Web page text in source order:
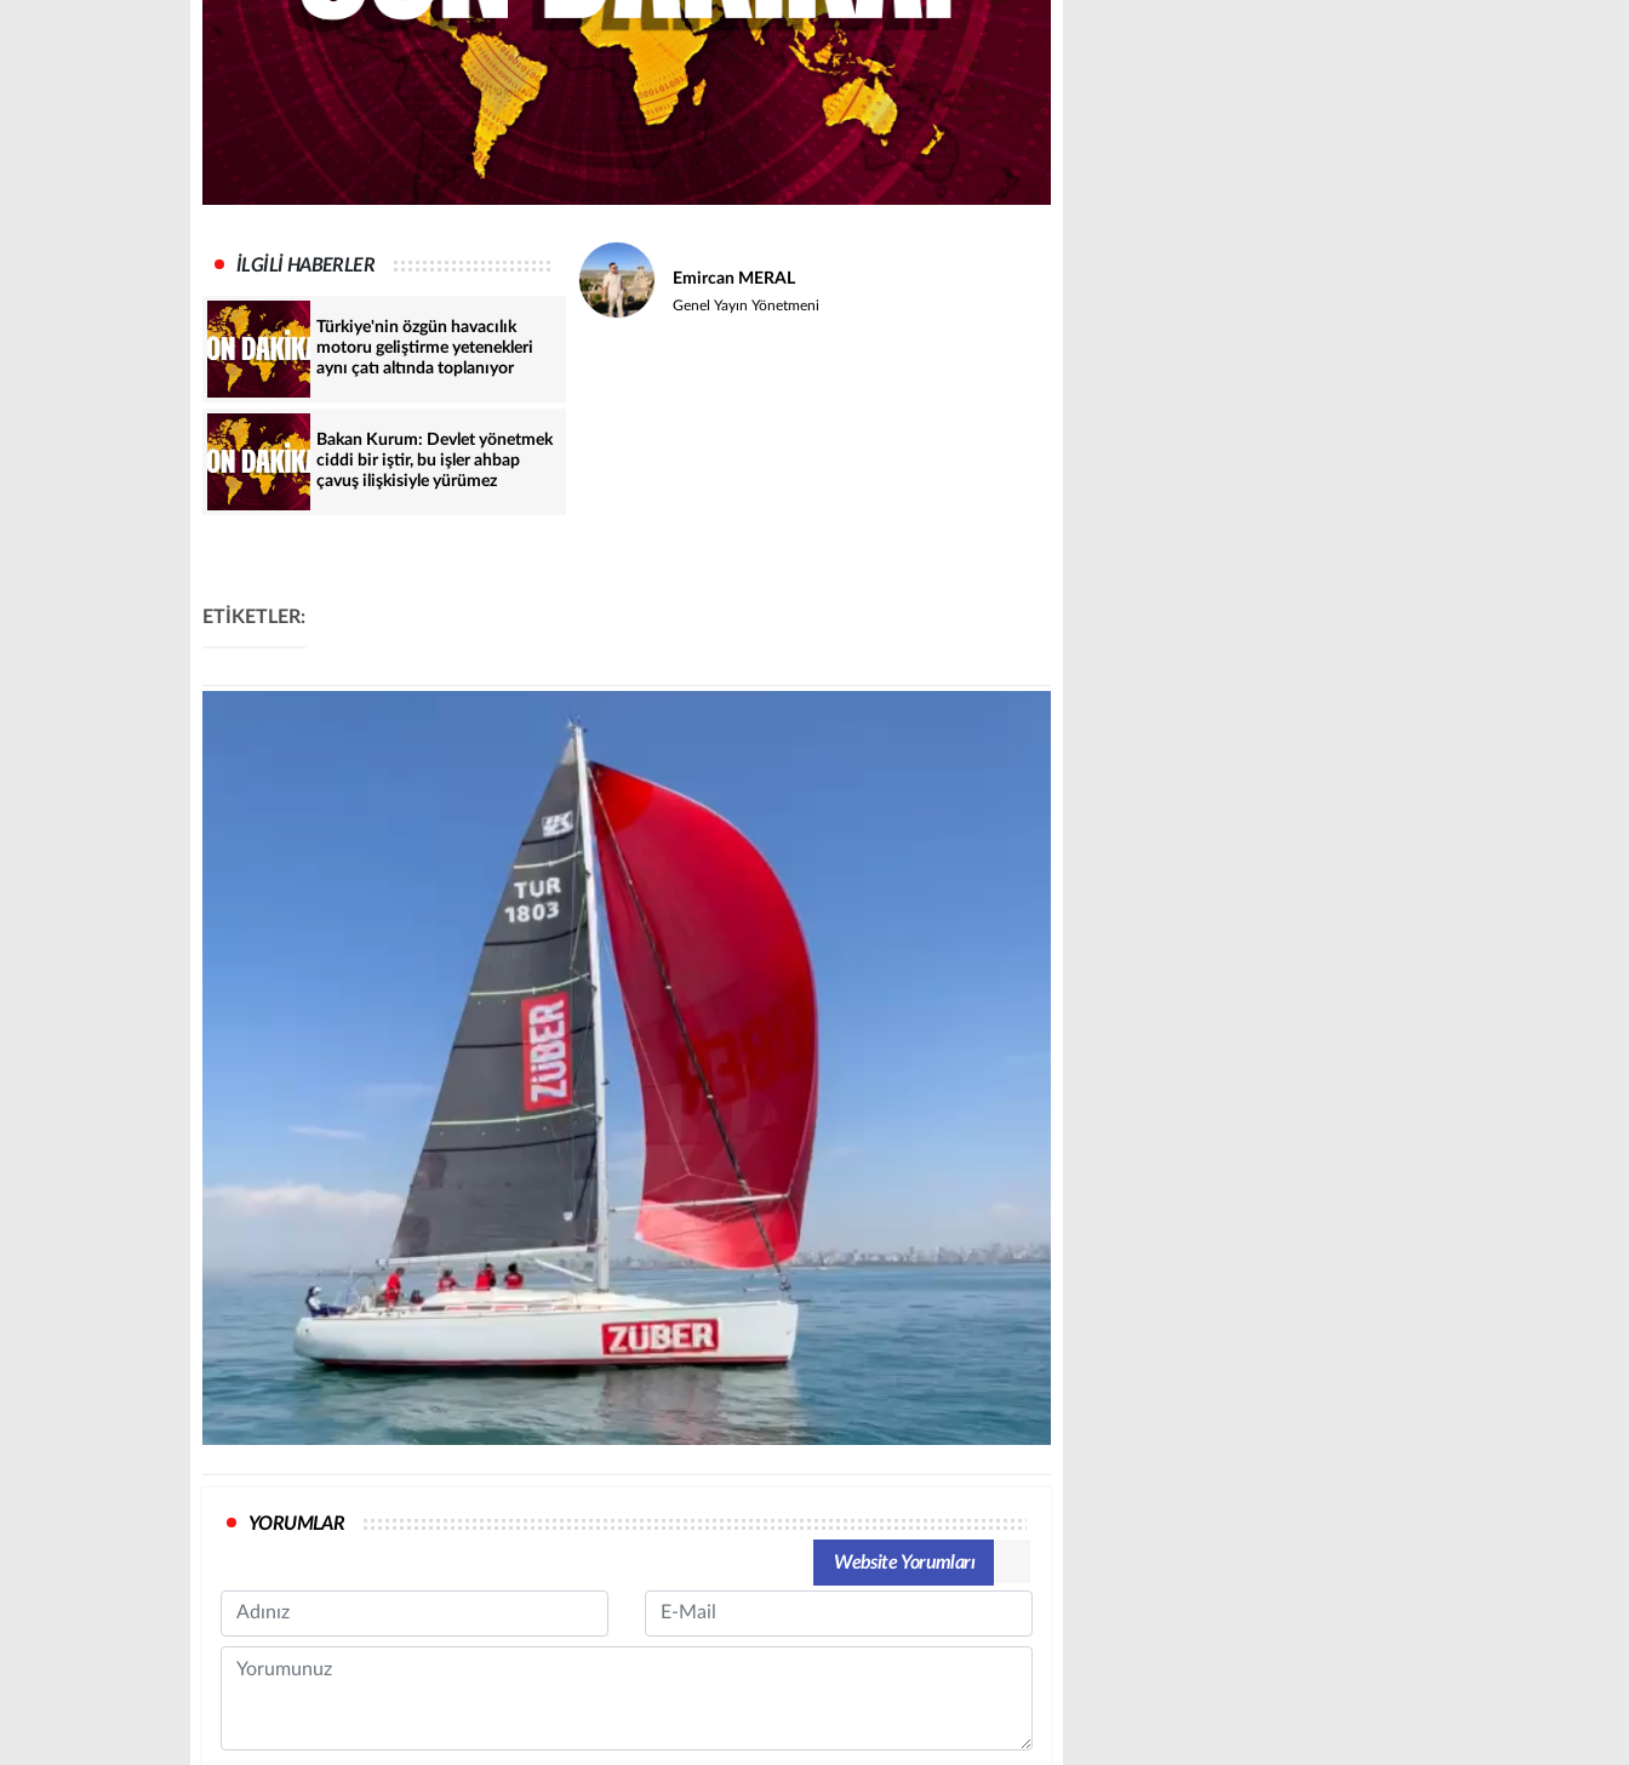
İLGİLİ HABERLER
Türkiye'nin özgün havacılık
motoru geliştirme yetenekleri
aynı çatı altında toplanıyor
Bakan Kurum: Devlet yönetmek
ciddi bir iştir, bu işler ahbap
çavuş ilişkisiyle yürümez
Emircan MERAL
Genel Yayın Yönetmeni
ETİKETLER:
YORUMLAR
Website Yorumları
Name Email
Comment